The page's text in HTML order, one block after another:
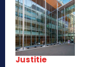
Justitie